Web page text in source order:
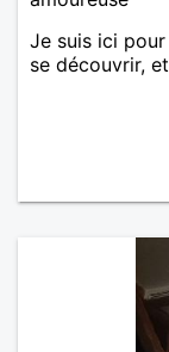
Je suis ici
se découvrir,